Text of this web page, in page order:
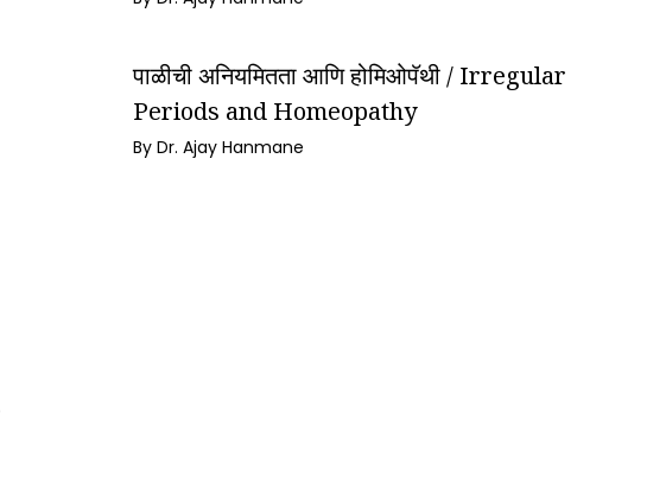
पाळीची अनियमितता आणि होमिओपॅथी / Irregular
Periods and Homeopathy
By Dr. Ajay Hanmane